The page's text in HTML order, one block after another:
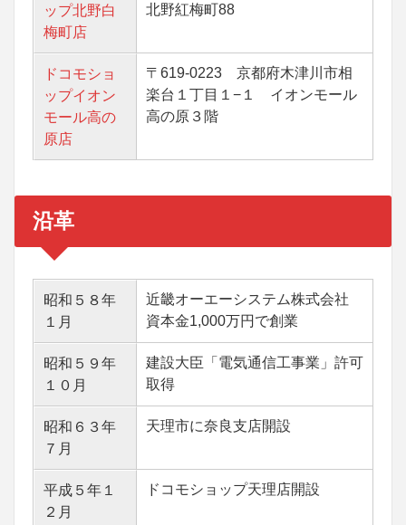
ップ北野白
梅町店
北野紅梅町88
ドコモショ
ップイオン
モール高の
原店
〒619-0223 京都府木津川市相
楽台１丁目１−１ イオンモール
高の原３階
沿革
昭和５８年
１月
近畿オーエーシステム株式会社
資本金1,000万円で創業
昭和５９年
１０月
建設大臣「電気通信工事業」許可
取得
昭和６３年
７月
天理市に奈良支店開設
平成５年１
２月
ドコモショップ天理店開設